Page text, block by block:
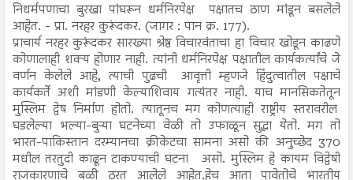
निधर्मपणाचा बुरखा पांघरून धर्मनिरपेक्ष पक्षातच ठाण मांडून बसलेले
आहेत. - प्रा. नरहर कुरूंदकर. (जागर : पान क्र. 177).
प्राचार्य नरहर कुरूंदकर सारख्या श्रेष्ठ विचारवंताचा हा विचार खोडून काढणे
कोणालाही शक्य होणार नाही. त्यांनी धर्मनिरपेक्ष पक्षातील कार्यकर्त्यांचे जे
वर्णन केलेले आहे, त्याची पुढची आवृत्ती म्हणजे हिंदुत्वातील पक्षाचे
कार्यकर्ते अशी मांडणी केल्याशिवाय गत्यंतर नाही. याच मानसिकतेतून
मुस्लिम द्वेष निर्माण होतो. त्यातूनच मग कोणत्याही राष्ट्रीय स्तरावरील
घडलेल्या भल्या-बुऱ्या घटनेच्या वेळी तो उफाळून सुद्धा येतो. मग तो
भारत-पाकिस्तान दरम्यानचा क्रीकेटचा सामना असो की अनुच्छेद 370
मधील तरतुदी काढून टाकण्याची घटना असो. मुस्लिम हे कायम विद्वेषी